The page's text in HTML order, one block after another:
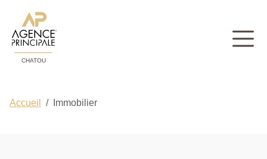
CHATOU
Accueil Immobilier